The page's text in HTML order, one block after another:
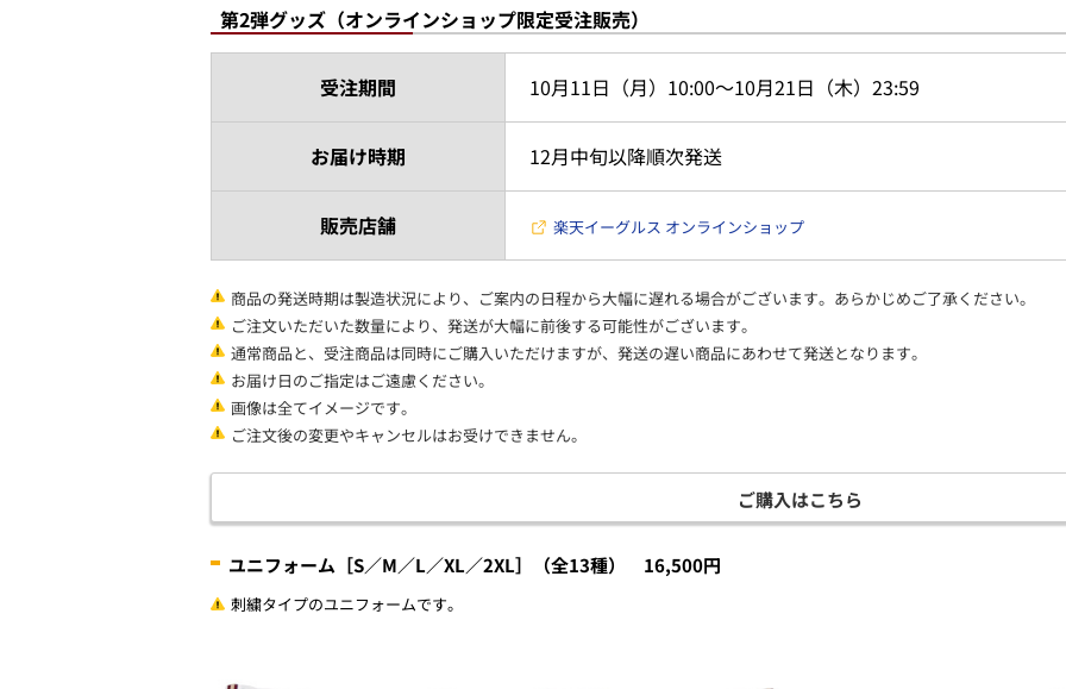
第2弾グッズ（オンラインショップ限定受注販売）
受注期間 10月11日（月）10:00～10月21日（木）23:59
お届け時期 12月中旬以降順次発送
販売店舗 楽天イーグルス オンラインショップ
商品の発送時期は製造状況により、ご案内の日程から大幅に遅れる場合がございます。あらかじめご了承ください。
ご注文いただいた数量により、発送が大幅に前後する可能性がございます。
通常商品と、受注商品は同時にご購入いただけますが、発送の遅い商品にあわせて発送となります。
お届け日のご指定はご遠慮ください。
画像は全てイメージです。
ご注文後の変更やキャンセルはお受けできません。
ご購入はこちら
ユニフォーム［S／M／L／XL／2XL］（全13種） 16,500円
刺繍タイプのユニフォームです。